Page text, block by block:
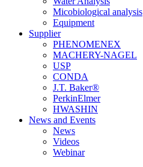
Micobiological analysis
Equipment
Supplier
PHENOMENEX
MACHERY-NAGEL
USP
CONDA
J.T. Baker®
PerkinElmer
HWASHIN
News and Events
News
Videos
Webinar